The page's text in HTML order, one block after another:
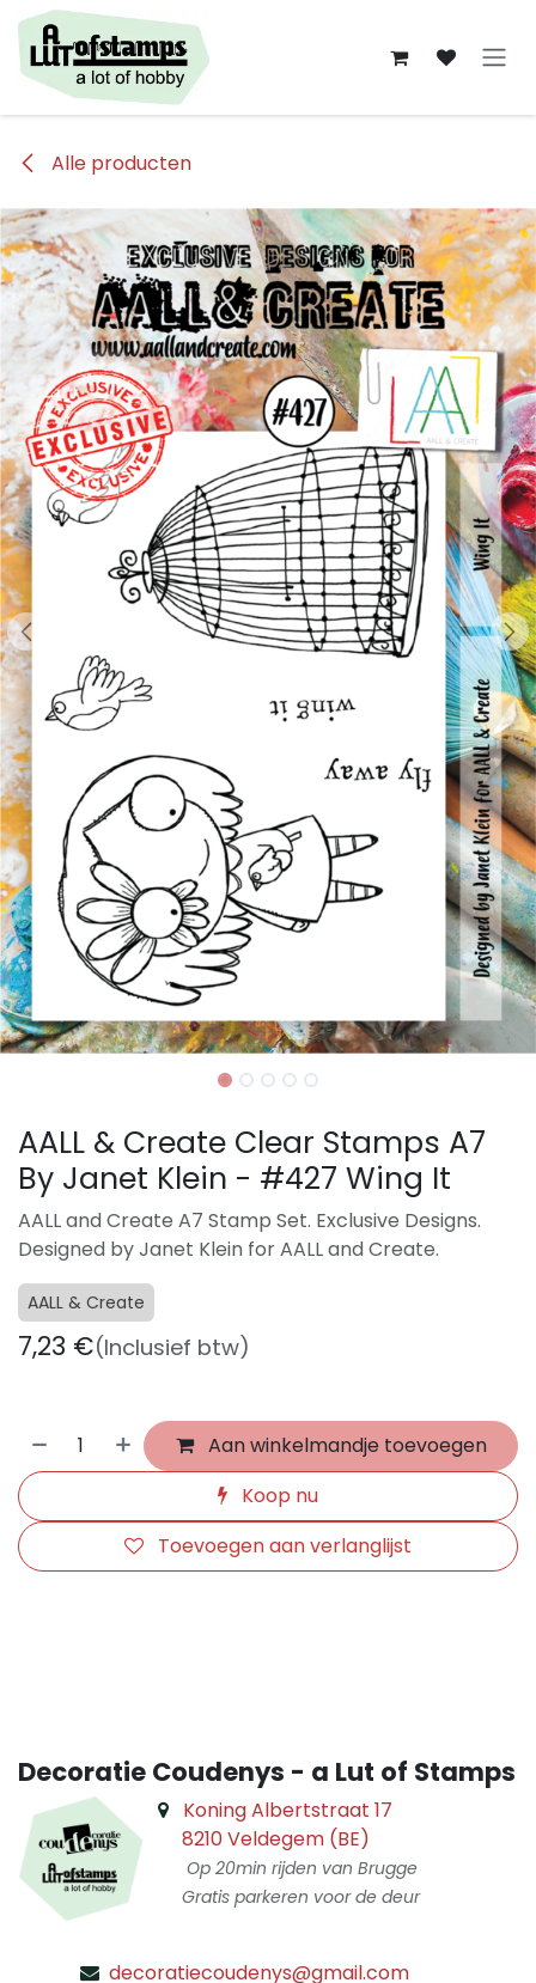
Overslaan naar inhoud
Alle producten
AALL & Create Clear Stamps A7
By Janet Klein - #427 Wing It
AALL and Create A7 Stamp Set. Exclusive Designs.
Designed by Janet Klein for AALL and Create.
AALL & Create
7,23 €(Inclusief btw)
Aan winkelmandje toevoegen
Koop nu
Toevoegen aan verlanglijst
Decoratie Coudenys - a Lut of Stamps
Koning Albertstraat 17
8210 Veldegem (BE)
Op 20min rijden van Brugge
Gratis parkeren voor de deur
decoratiecoudenys@gmail.com